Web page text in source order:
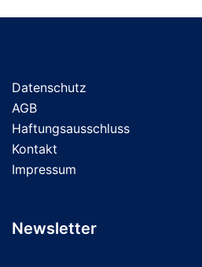
Datenschutz
AGB
Haftungsausschluss
Kontakt
Impressum
Newsletter